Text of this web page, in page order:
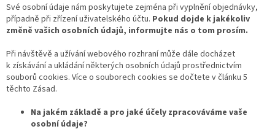
Své osobní údaje nám poskytujete zejména při vyplnění objednávky,
případně při zřízení uživatelského účtu. Pokud dojde k jakékoliv
změně vašich osobních údajů, informujte nás o tom prosím.
Při návštěvě a užívání webového rozhraní může dále docházet
k získávání a ukládání některých osobních údajů prostřednictvím
souborů cookies. Více o souborech cookies se dočtete v článku 5
těchto Zásad.
Na jakém základě a pro jaké účely zpracováváme vaše
osobní údaje?